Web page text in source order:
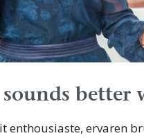
sounds better
enthousiaste, ervaren